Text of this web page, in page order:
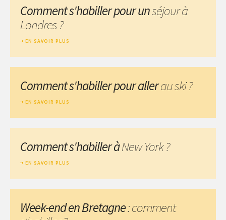
Comment s'habiller pour unséjour à
Londres ?
EN SAVOIR PLUS
Comment s'habiller pour allerau ski ?
EN SAVOIR PLUS
Comment s'habiller àNew York ?
EN SAVOIR PLUS
Week-end en Bretagne: comment